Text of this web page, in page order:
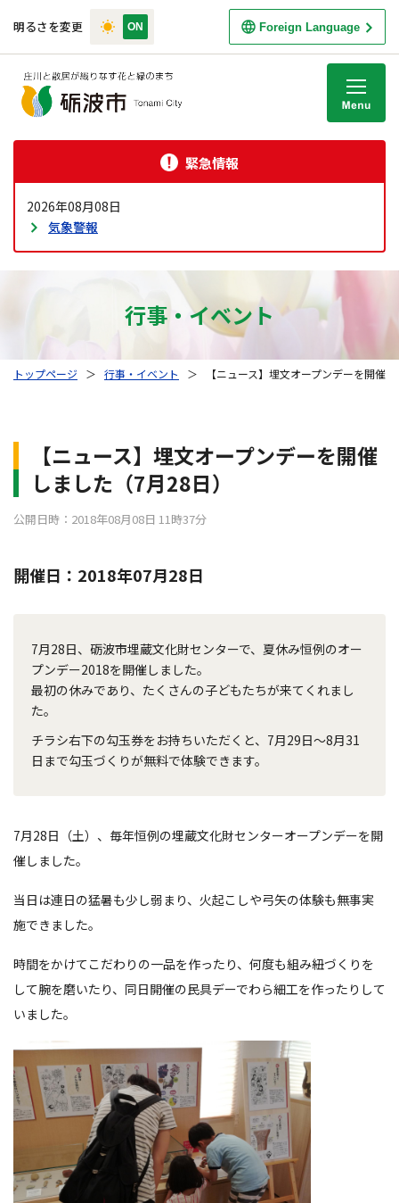
明るさを変更 Foreign Language
緊急情報
2026年08月08日
気象警報
行事・イベント
トップページ ＞ 行事・イベント ＞ 【ニュース】埋文オープンデーを開催
【ニュース】埋文オープンデーを開催
しました（7月28日）
公開日時：2018年08月08日 11時37分
開催日：2018年07月28日
7月28日、砺波市埋蔵文化財センターで、夏休み恒例のオー
プンデー2018を開催しました。
最初の休みであり、たくさんの子どもたちが来てくれまし
た。
チラシ右下の勾玉券をお持ちいただくと、7月29日～8月31
日まで勾玉づくりが無料で体験できます。
7月28日（土）、毎年恒例の埋蔵文化財センターオープンデーを開
催しました。
当日は連日の猛暑も少し弱まり、火起こしや弓矢の体験も無事実
施できました。
時間をかけてこだわりの一品を作ったり、何度も組み紐づくりを
して腕を磨いたり、同日開催の民具デーでわら細工を作ったりして
いました。